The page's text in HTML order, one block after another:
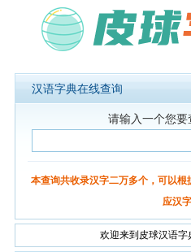
汉语字典在线查询
请输入一个您要
本查询共收录汉字二万多个，可以
应汉字
欢迎来到皮球汉语字